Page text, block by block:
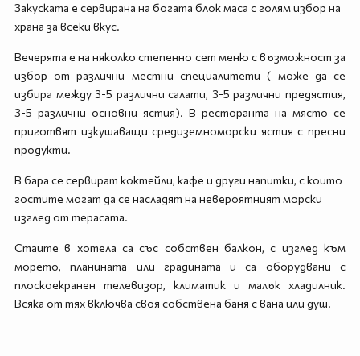
Закуската е сервирана на богата блок маса с голям избор на
храна за всеки вкус.
Вечерята е на няколко степенно сет меню с възможност за
избор от различни местни специалитети ( може да се
избира между 3-5 различни салати, 3-5 различни предястия,
3-5 различни основни ястия). В ресторанта на място се
приготвят изкушaващи средиземноморски ястия с пресни
продукти.
В бара се сервират коктейли, кафе и други напитки, с които
гостите могат да се насладят на невероятният морски
изглед от терасата.
Стаите в хотела са със собствен балкон, с изглед към
морето, планината или градината и са оборудвани с
плоскоекранен телевизор, климатик и малък хладилник.
Всяка от тях включва своя собствена баня с вана или душ.